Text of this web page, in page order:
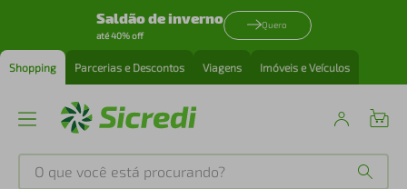
Saldão de inverno
até 40% off
Quero
Shopping Parcerias e Descontos Viagens Imóveis e Veículos
O que você está procurando?